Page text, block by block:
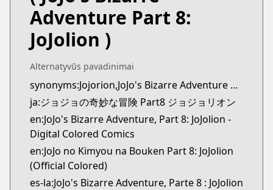
Book☆Walker
https://bookwalker.jp/series/57279
Adventure Part 8:
JoJolion )
Alternatyvūs pavadinimai
synonyms:Jojorion,JoJo's Bizarre Adventure Part 8: Jojolion
ja:ジョジョの奇妙な冒険 Part8 ジョジョリオン
en:JoJo's Bizarre Adventure, Part 8: JoJolion -
Digital Colored Comics
en:JoJo no Kimyou na Bouken Part 8: JoJolion
(Official Colored)
es-la:JoJo's Bizarre Adventure, Parte 8 : JoJolion